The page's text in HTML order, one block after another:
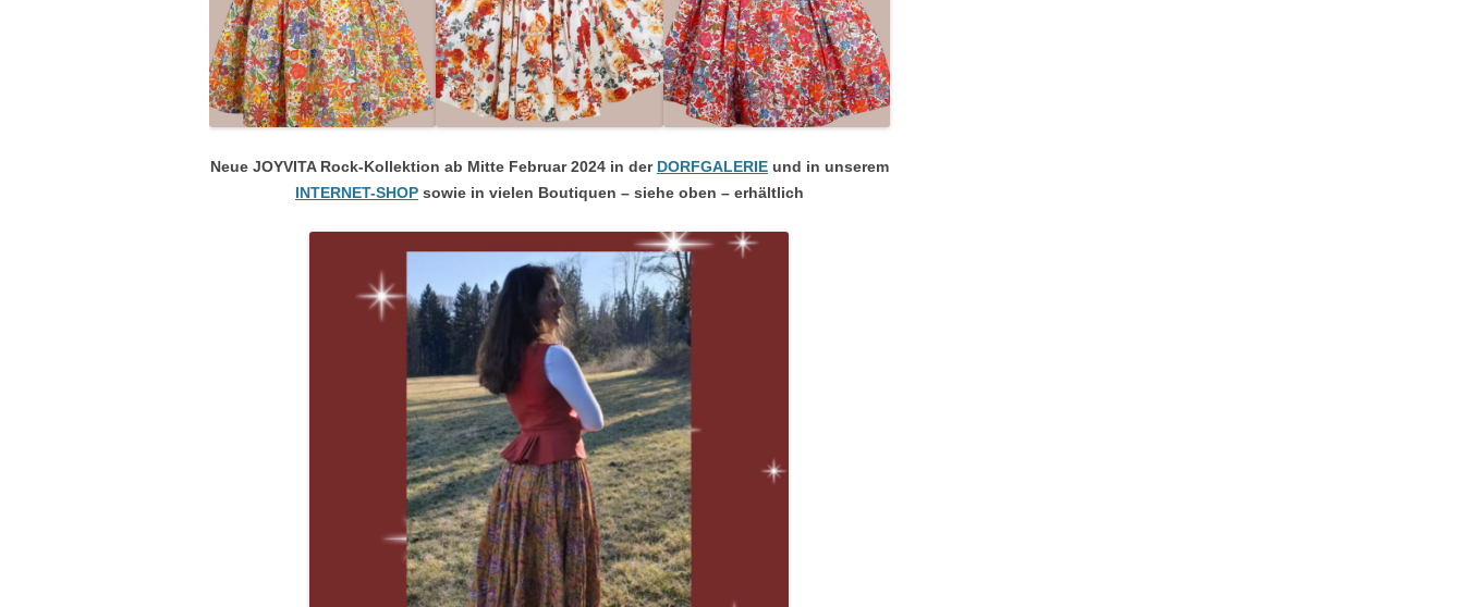
Neue JOYVITA Rock-Kollektion ab Mitte Februar 2024 in der DORFGALERIEund in unserem
INTERNET-SHOPsowie in vielen Boutiquen – siehe oben – erhältlich